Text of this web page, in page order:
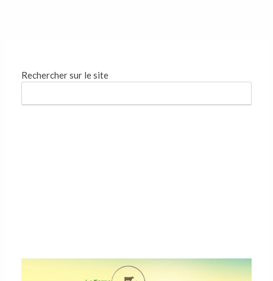
Rechercher sur le site